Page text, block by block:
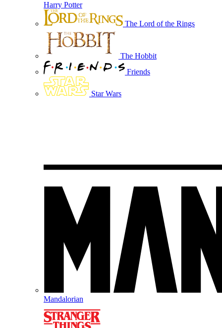
Harry Potter
The Lord of the Rings
The Hobbit
Friends
Star Wars
Mandalorian